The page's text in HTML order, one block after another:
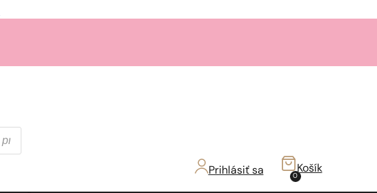
Prihlásiť sa 0
Košík